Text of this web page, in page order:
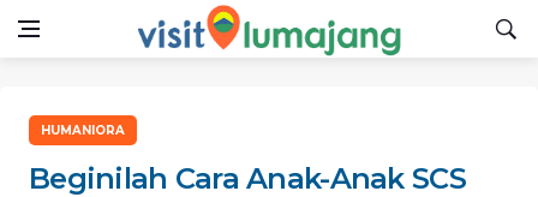
HUMANIORA
Beginilah Cara Anak-Anak SCS